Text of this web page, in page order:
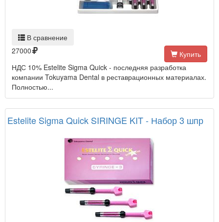
В сравнение
27000
Купить
НДС 10% Estelite Sigma Quick - последняя разработка
компании Tokuyama Dental в реставрационных материалах.
Полностью...
Estelite Sigma Quick SIRINGE KIT - Набор 3 шпр